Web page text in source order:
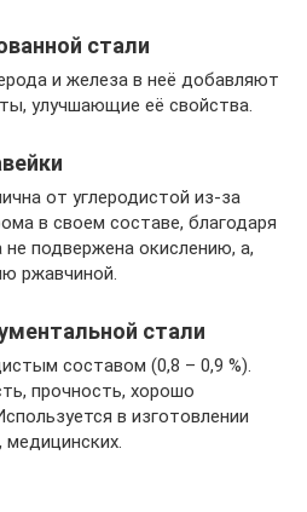
стали
и железа в неё добавляют
улучшающие её свойства.
от углеродистой из-за
в своем составе, благодаря
подвержена окислению, а,
ржавчиной.
стали
составом (0,8 – 0,9 %).
прочность, хорошо
в изготовлении
медицинских.